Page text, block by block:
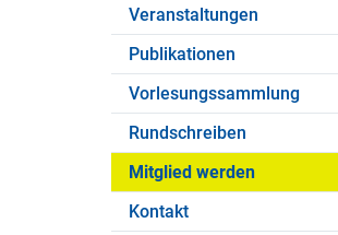
Veranstaltungen
Publikationen
Vorlesungssammlung
Rundschreiben
Mitglied werden
Kontakt